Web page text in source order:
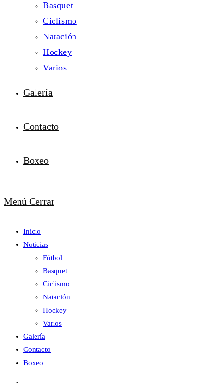
Basquet
Ciclismo
Natación
Hockey
Varios
Galería
Contacto
Boxeo
Menú Cerrar
Inicio
Noticias
Fútbol
Basquet
Ciclismo
Natación
Hockey
Varios
Galería
Contacto
Boxeo